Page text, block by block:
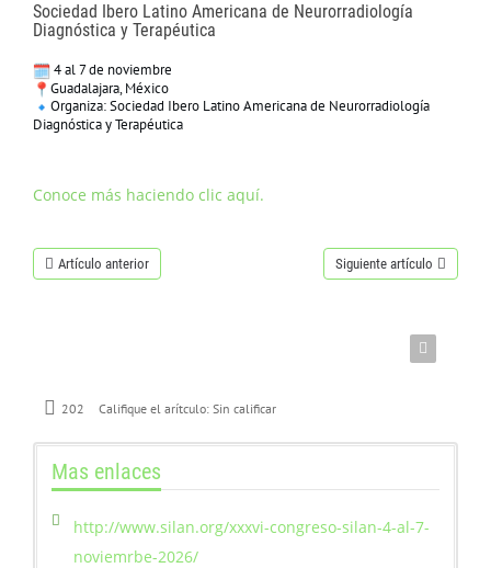
GRUPOS CIENTÍFICOS
CONTÁCTENOS
Sociedad Ibero Latino Americana de Neurorradiología
Diagnóstica y Terapéutica
4 al 7 de noviembre
Guadalajara, México
Organiza: Sociedad Ibero Latino Americana de Neurorradiología
Diagnóstica y Terapéutica
Conoce más haciendo clic aquí.
Artículo anterior Siguiente artículo
202 Califique el arítculo: Sin calificar
Mas enlaces
http://www.silan.org/xxxvi-congreso-silan-4-al-7-
noviemrbe-2026/